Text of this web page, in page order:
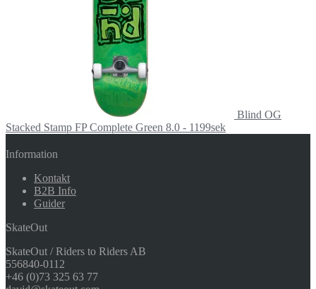
Blind OG
Stacked Stamp FP Complete Green 8.0 - 1199sek
Information
Kontakt
B2B Info
Guider
SkateOut
SkateOut / Riders to Riders AB
556840-0112
+46 (0)73 325 63 77